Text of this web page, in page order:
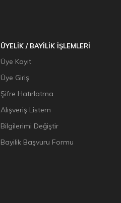
ÜYELİK / BAYİLİK İŞLEMLERİ
Üye Kayıt
Üye Giriş
Şifre Hatırlatma
Alışveriş Listem
Bilgilerimi Değiştir
Bayilik Başvuru Formu